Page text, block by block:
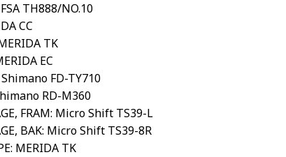
TH888/NO.10
CC
TK
EC
Shimano FD-TY710
RD-M360
FRAM: Micro Shift TS39-L
BAK: Micro Shift TS39-8R
MERIDA TK